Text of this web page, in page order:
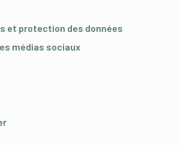
et protection des données
médias sociaux